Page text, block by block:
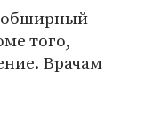
обширный
того,
Врачам